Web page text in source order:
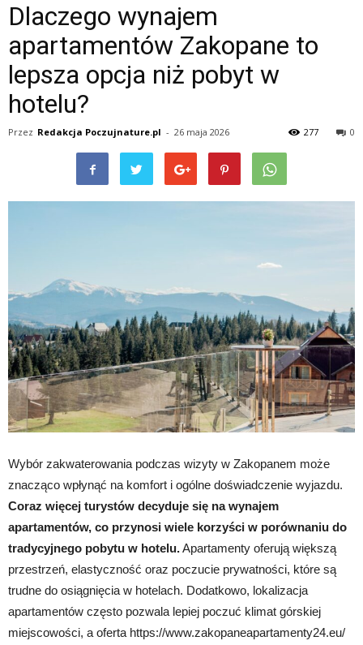
Dlaczego wynajem
apartamentów Zakopane to
lepsza opcja niż pobyt w
hotelu?
Przez Redakcja Poczujnature.pl - 26 maja 2026 0
277
Wybór zakwaterowania podczas wizyty w Zakopanem może
znacząco wpłynąć na komfort i ogólne doświadczenie wyjazdu.
Coraz więcej turystów decyduje się na wynajem
apartamentów, co przynosi wiele korzyści w porównaniu do
tradycyjnego pobytu w hotelu.Apartamenty oferują większą
przestrzeń, elastyczność oraz poczucie prywatności, które są
trudne do osiągnięcia w hotelach. Dodatkowo, lokalizacja
apartamentów często pozwala lepiej poczuć klimat górskiej
miejscowości, a oferta https://www.zakopaneapartamenty24.eu/